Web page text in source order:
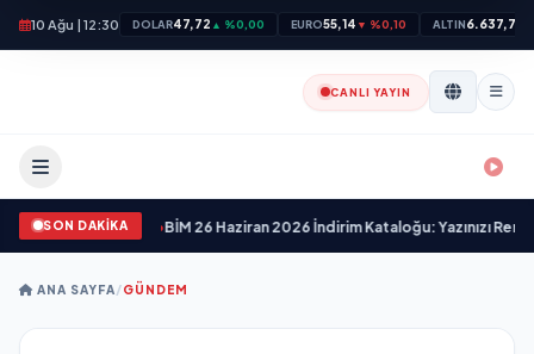
10 Ağu | 12:30 DOLAR47,72 ▲ %0,00 EURO55,14 ▼ %0,10 ALTIN6.637,76
CANLI YAYIN
SON DAKİKA
Fırsatlar!•BİM 26 Haziran 2026 İndirim Kataloğu: Yazınızı Renklendirin ve
ANA SAYFA/GÜNDEM